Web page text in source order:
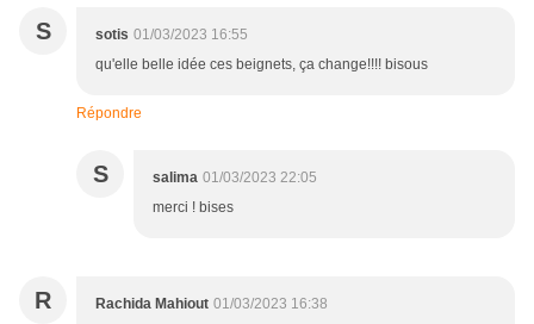
S sotis 01/03/2023 16:55
qu'elle belle idée ces beignets, ça change!!!! bisous
Répondre
S salima 01/03/2023 22:05
merci ! bises
R Rachida Mahiout 01/03/2023 16:38